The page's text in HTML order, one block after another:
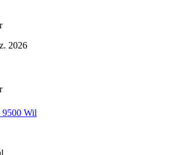
2026
9500 Wil